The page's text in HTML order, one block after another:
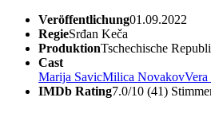
Veröffentlichung01.09.2022
RegieSrđan Keča
ProduktionTschechische
Cast
Marija SavicMilica Novakov
IMDb Rating7.0/10 (41)